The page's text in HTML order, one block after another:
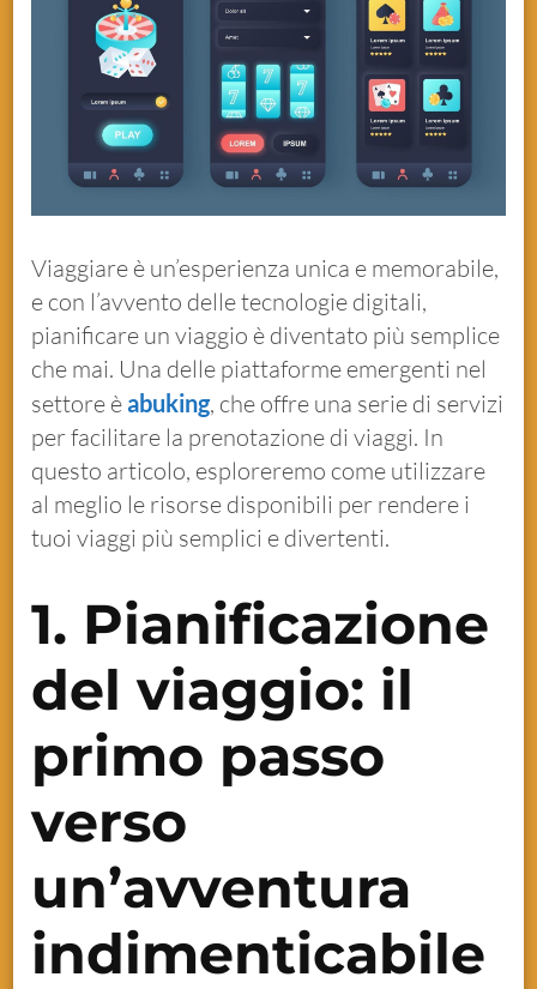
Viaggiare è un’esperienza unica e memorabile,
e con l’avvento delle tecnologie digitali,
pianificare un viaggio è diventato più semplice
che mai. Una delle piattaforme emergenti nel
settore èabuking, che offre una serie di servizi
per facilitare la prenotazione di viaggi. In
questo articolo, esploreremo come utilizzare
al meglio le risorse disponibili per rendere i
tuoi viaggi più semplici e divertenti.
1. Pianificazione
del viaggio: il
primo passo
verso
un’avventura
indimenticabile